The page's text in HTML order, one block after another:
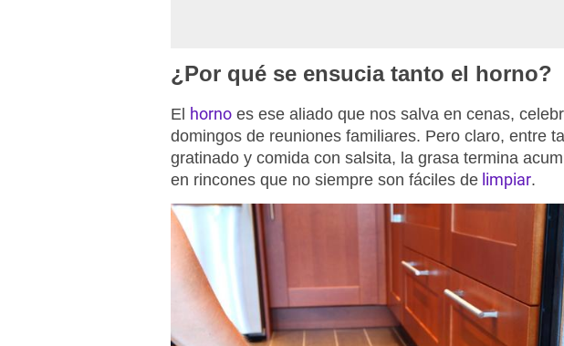
¿Por qué se ensucia tanto el horno?
El horno es ese aliado que nos salva en cenas,
domingos de reuniones familiares. Pero claro, entre
gratinado y comida con salsita, la grasa termina
en rincones que no siempre son fáciles de limpiar.